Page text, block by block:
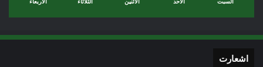
اشعارت